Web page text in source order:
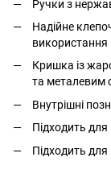
Ручки з
Надійне
використання
Кришка із
та металевим
Внутрішні
Підходить для
Підходить